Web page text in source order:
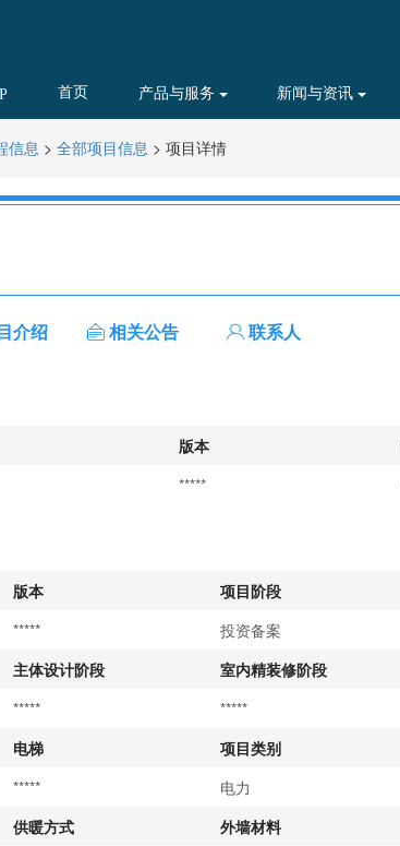
首页 产品与服务 新闻与资讯
信息 > 全部项目信息 > 项目详情
介绍 相关公告 联系人
版本
*****
版本 项目阶段
***** 投资备案
主体设计阶段
室内精装修阶段
*****
*****
电梯
项目类别
*****
电力
供暖方式 外墙材料